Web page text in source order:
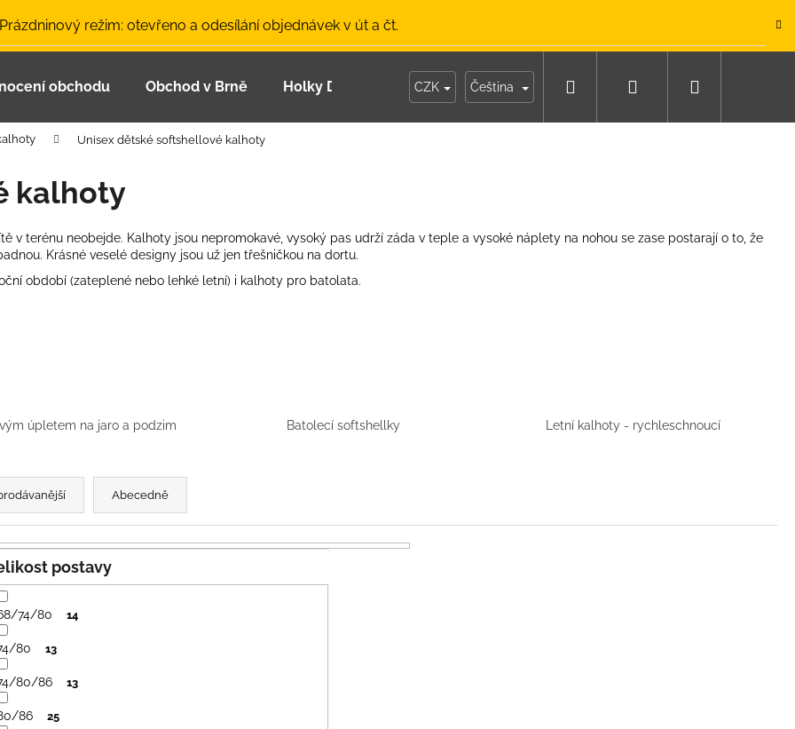
režim: otevřeno a odesílání objednávek v út a čt.
obchodu Obchod v Brně Holky Dupeťačky Moje objednávka
CZK Čeština Hledat Přihlášení
Unisex dětské softshellové kalhoty
kalhoty
v terénu neobejde. Kalhoty jsou nepromokavé, vysoký pas udrží záda v teple a vysoké náplety na nohou se zase postarají o to, že
Krásné veselé designy jsou už jen třešničkou na dortu.
období (zateplené nebo lehké letní) i kalhoty pro batolata.
úpletem na jaro a podzim Batolecí softshellky Letní kalhoty - rychleschnoucí
Abecedně
postavy
74/80 14
80 13
80/86 13
86 25
Co potřebujete najít?
Doporučujeme
435 Kč